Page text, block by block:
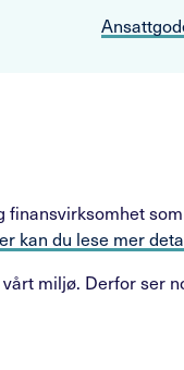
kan du lese mer
miljø. Derfor ser